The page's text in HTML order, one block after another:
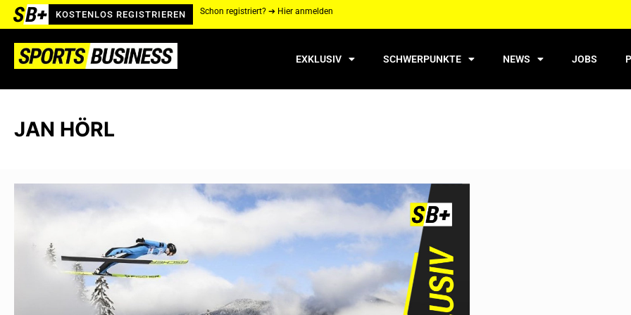
KOSTENLOS REGISTRIEREN Schon registriert? ➔ Hier anmelden
EXKLUSIV SCHWERPUNKTE NEWS JOBS
JAN HÖRL